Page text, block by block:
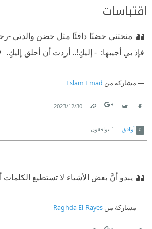
اقتباسات
منحتني حضنًا دافئًا مثل حضن والدتي -
فإذ بي أجيبها: ‏ ‫ ‏- ‏‏إليكِ!.. أردت أن أحلق إليكِ. ‏
مشاركة من Eslam Emad
30‏/12‏/2023
أوافق 1 يوافقون
يبدو أنَّ بعض الأشياء لا تستطيع الكلمات
مشاركة من Raghda El-Rayes